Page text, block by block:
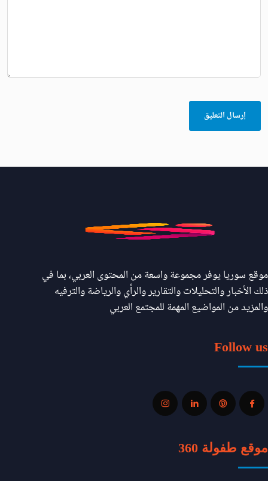
موقع سوريا يوفر مجموعة واسعة من المحتوى العربي، بما في
ذلك الأخبار والتحليلات والتقارير والرأي والرياضة والترفيه
والمزيد من المواضيع المهمة للمجتمع العربي
Follow us
موقع طفولة 360